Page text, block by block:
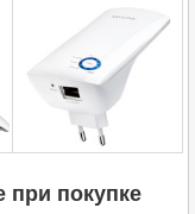
при покупке